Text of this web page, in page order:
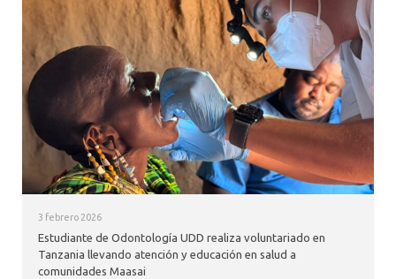
3 febrero 2026
Estudiante de Odontología UDD realiza voluntariado en
Tanzania llevando atención y educación en salud a
comunidades Maasai